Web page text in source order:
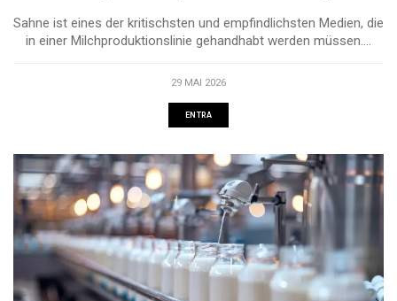
Sahne ist eines der kritischsten und empfindlichsten Medien, die
in einer Milchproduktionslinie gehandhabt werden müssen....
29 MAI 2026
ENTRA